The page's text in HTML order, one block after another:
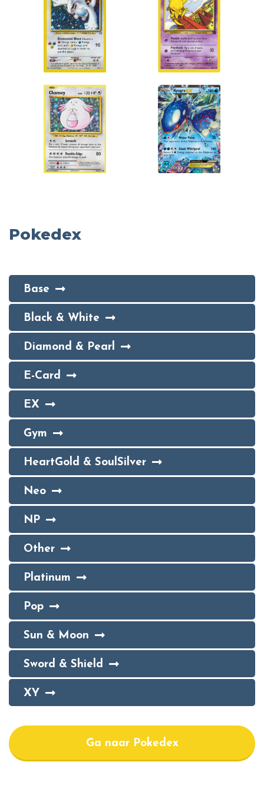
Pokedex
Base
Black & White
Diamond & Pearl
E-Card
EX
Gym
HeartGold & SoulSilver
Neo
NP
Other
Platinum
Pop
Sun & Moon
Sword & Shield
XY
Ga naar Pokedex